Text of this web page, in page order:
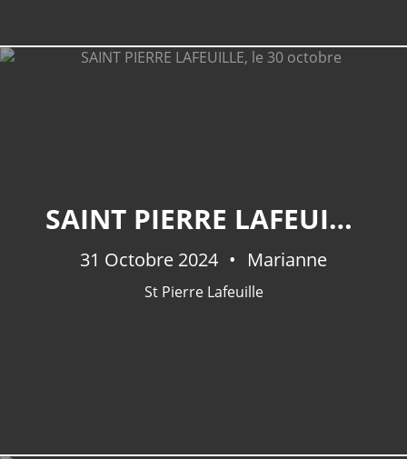
SAINT PIERRE LAFEUILLE, LE 30 OCTOBRE
31 Octobre 2024 Marianne
St Pierre Lafeuille